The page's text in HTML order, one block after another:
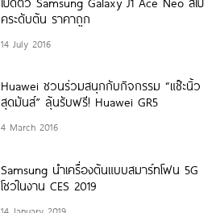
คระดับต้น ราคาถูก
14 July 2016
Huawei ชวนร่วมสนุกกับกิจกรรม “แช๊ะนิ้ว
สุดมันส์” ลุ้นรับฟรี! Huawei GR5
4 March 2016
Samsung นำเครื่องต้นแบบสมาร์ทโฟน 5G
โชว์ในงาน CES 2019